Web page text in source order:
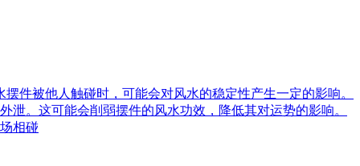
件被他人触碰时，可能会对风水的稳定性产生一定的影响。
。这可能会削弱摆件的风水功效，降低其对运势的影响。
相碰